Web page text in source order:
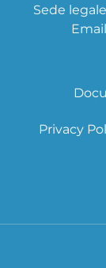
Sede
Privacy